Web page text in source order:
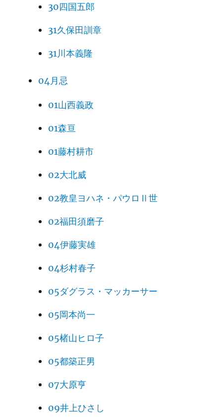
30四国五郎
31久保田訓章
31川本義隆
04月忌
01山西義政
01森亘
01藤村耕市
02大北威
02教皇ヨハネ・パウロⅡ世
02福田須磨子
04伊藤実雄
04杉村春子
05ダグラス・マッカーサー
05岡本尚一
05楮山ヒロ子
05都築正男
07大原亨
09井上ひさし